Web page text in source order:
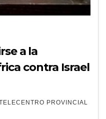
a la
contra Israel
PROVINCIAL